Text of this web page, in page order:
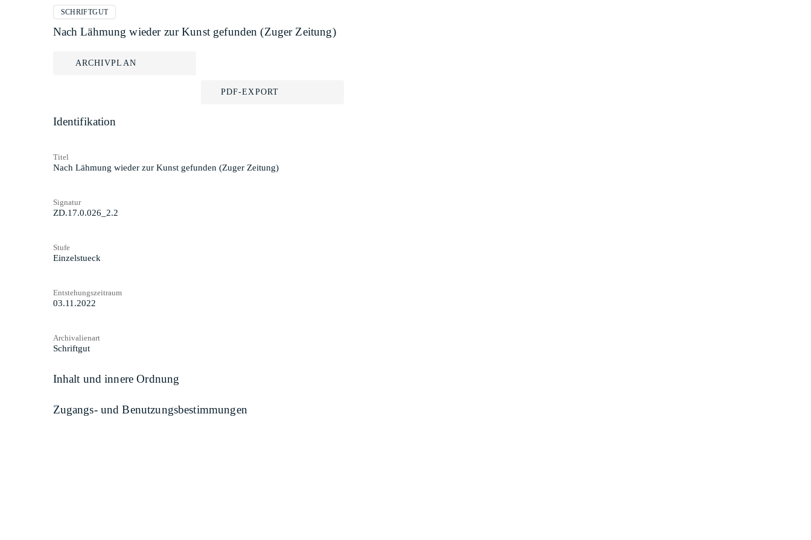
SCHRIFTGUT
Nach Lähmung wieder zur Kunst gefunden (Zuger Zeitung)
ARCHIVPLAN
PDF-EXPORT
Identifikation
Titel
Nach Lähmung wieder zur Kunst gefunden (Zuger Zeitung)
Signatur
ZD.17.0.026_2.2
Stufe
Einzelstueck
Entstehungszeitraum
03.11.2022
Archivalienart
Schriftgut
Inhalt und innere Ordnung
Zugangs- und Benutzungsbestimmungen